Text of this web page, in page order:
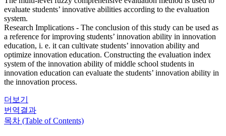
evaluate students’ innovative abilities according to the evaluation
system.
Research Implications - The conclusion of this study can be used as
a reference for improving students’ innovation ability in innovation
education, i. e. it can cultivate students’ innovation ability and
optimize innovation education. Constructing the evaluation index
system of the innovation ability of middle school students in
innovation education can evaluate the students’ innovation ability in
the innovation process.
더보기
번역결과
목차 (Table of Contents)